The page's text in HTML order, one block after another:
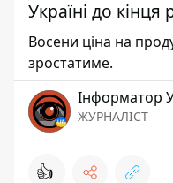
Україні до кінця
Восени ціна на
зростатиме.
Інформатор
ЖУРНАЛІСТ
👍